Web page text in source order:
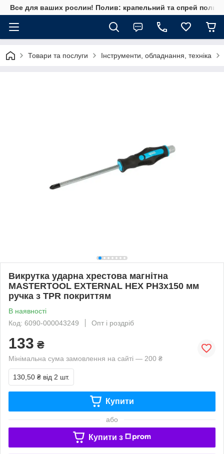
Все для ваших рослин! Полив: крапельний та спрей полив,
Товари та послуги Інструменти, обладнання, техніка
Викрутка ударна хрестова магнітна
MASTERTOOL EXTERNAL HEX PH3х150 мм
ручка з TPR покриттям
В наявності
Код: 6090-000043249
Опт і роздріб
133 ₴
Мінімальна сума замовлення на сайті — 200 ₴
130,50 ₴ від 2 шт.
Купити
або
Купити з